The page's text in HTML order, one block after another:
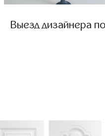
Выезд дизайнера